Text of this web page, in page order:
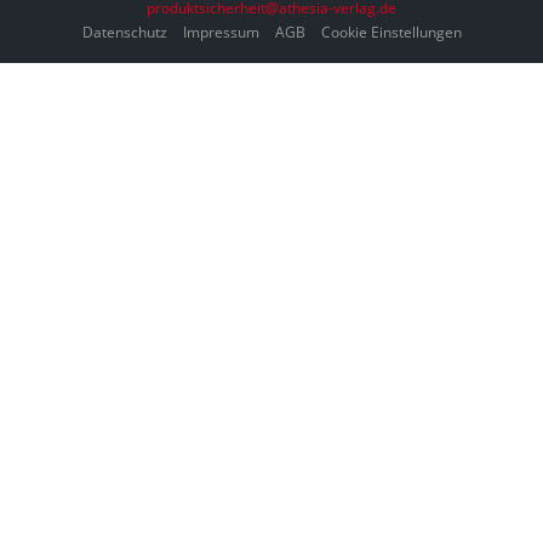
produktsicherheit@athesia-verlag.de
Datenschutz
Impressum AGB Cookie Einstellungen